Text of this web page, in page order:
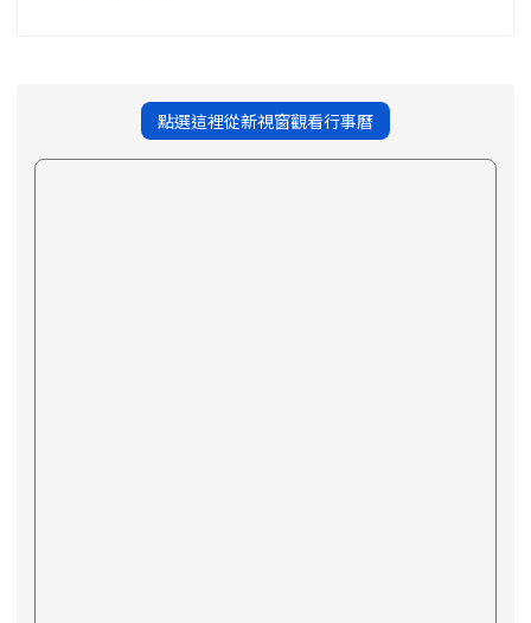
點選這裡從新視窗觀看行事曆